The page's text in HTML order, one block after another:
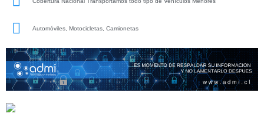
Automóviles, Motocicletas, Camionetas